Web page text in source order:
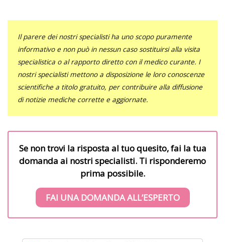
Il parere dei nostri specialisti ha uno scopo puramente
informativo e non può in nessun caso sostituirsi alla visita
specialistica o al rapporto diretto con il medico curante. I
nostri specialisti mettono a disposizione le loro conoscenze
scientifiche a titolo gratuito, per contribuire alla diffusione
di notizie mediche corrette e aggiornate.
Se non trovi la risposta al tuo quesito, fai la tua
domanda ai nostri specialisti. Ti risponderemo
prima possibile.
FAI UNA DOMANDA ALL’ESPERTO